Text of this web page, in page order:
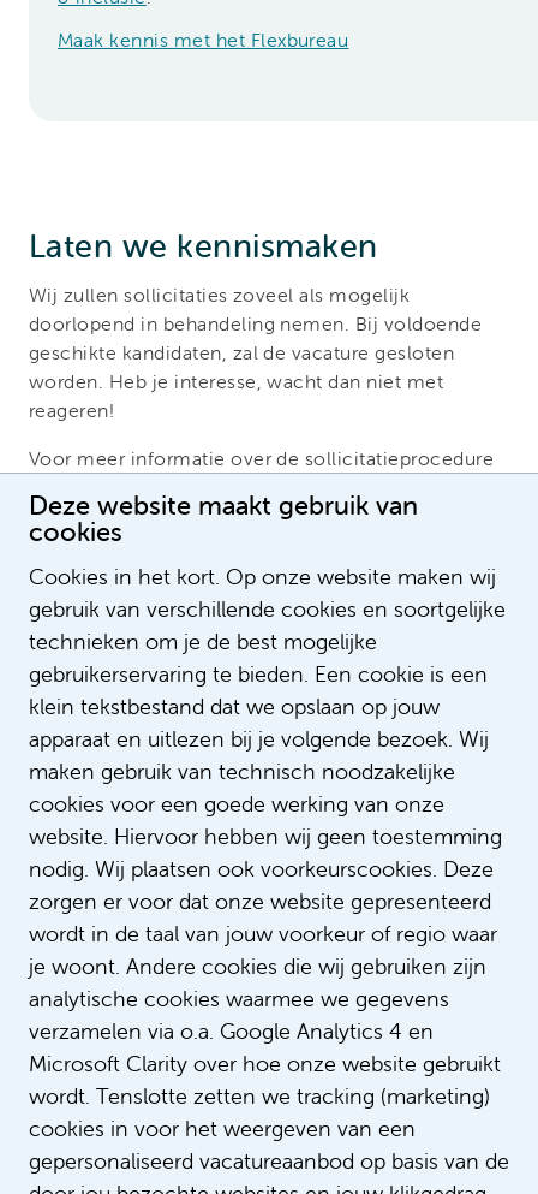
Deze website maakt gebruik van
cookies
Cookies in het kort. Op onze website maken wij
gebruik van verschillende cookies en soortgelijke
technieken om je de best mogelijke
gebruikerservaring te bieden. Een cookie is een
klein tekstbestand dat we opslaan op jouw
apparaat en uitlezen bij je volgende bezoek. Wij
maken gebruik van technisch noodzakelijke
cookies voor een goede werking van onze
website. Hiervoor hebben wij geen toestemming
nodig. Wij plaatsen ook voorkeurscookies. Deze
zorgen er voor dat onze website gepresenteerd
wordt in de taal van jouw voorkeur of regio waar
je woont. Andere cookies die wij gebruiken zijn
analytische cookies waarmee we gegevens
verzamelen via o.a. Google Analytics 4 en
Microsoft Clarity over hoe onze website gebruikt
wordt. Tenslotte zetten we tracking (marketing)
cookies in voor het weergeven van een
gepersonaliseerd vacatureaanbod op basis van de
Maak kennis met het Flexbureau
Laten we kennismaken
Wij zullen sollicitaties zoveel als mogelijk
doorlopend in behandeling nemen. Bij voldoende
geschikte kandidaten, zal de vacature gesloten
worden. Heb je interesse, wacht dan niet met
reageren!
Voor meer informatie over de sollicitatieprocedure
consulent Flexbureau via 06-11602969.
Acquisitie naar aanleiding van deze vacature
wordt niet op prijs gesteld.
Vragen over de procedure?
Monique van Dongen
Consultant Flexbureau
Wil je meer informatie over de
sollicitatieprocedure dan kun je contact
opnemen met mij.
Bel +31205660329
Stuur een bericht